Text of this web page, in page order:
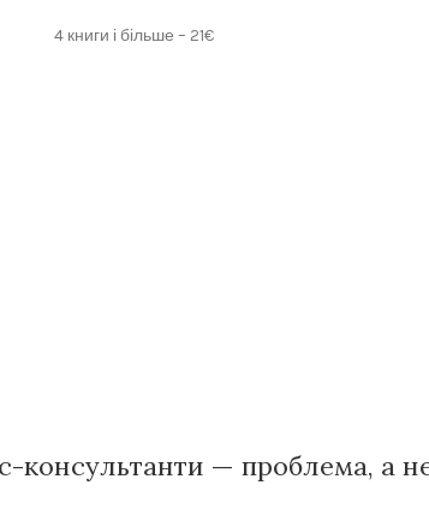
4 книги і більше – 21€
консультанти — проблема, а